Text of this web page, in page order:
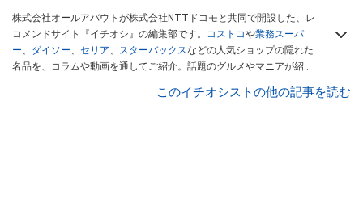
株式会社オールアバウトが株式会社NTTドコモと共同で開設した、レ
コメンドサイト『イチオシ』の編集部です。 コストコや業務スーパ
ー、 ダイソー、 セリア、 スターバックスなどの人気ショップの隠れた
名品を、コラムや動画を通してご紹介。話題のグルメやマニアが紹介
インフルエンサーが実際に使用してレビューしています。毎日トレン
このイチオシストの他の記事を読む